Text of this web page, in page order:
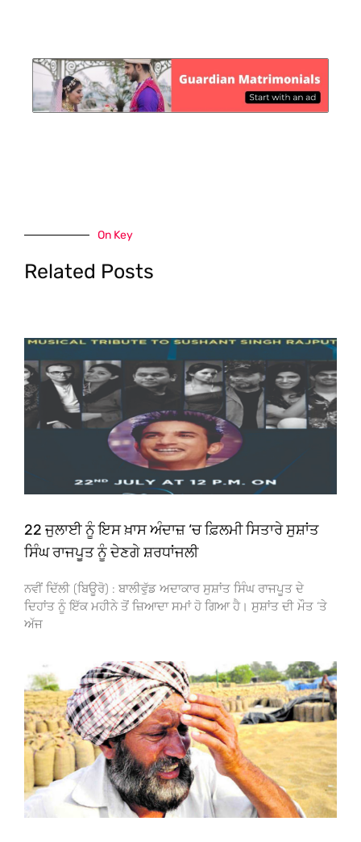
On Key
Related Posts
22 ਜੁਲਾਈ ਨੂੰ ਇਸ ਖ਼ਾਸ ਅੰਦਾਜ਼ ‘ਚ ਫ਼ਿਲਮੀ ਸਿਤਾਰੇ ਸੁਸ਼ਾਂਤ
ਸਿੰਘ ਰਾਜਪੂਤ ਨੂੰ ਦੇਣਗੇ ਸ਼ਰਧਾਂਜਲੀ
ਨਵੀਂ ਦਿੱਲੀ (ਬਿਊਰੋ) : ਬਾਲੀਵੁੱਡ ਅਦਾਕਾਰ ਸੁਸ਼ਾਂਤ ਸਿੰਘ ਰਾਜਪੂਤ ਦੇ
ਦਿਹਾਂਤ ਨੂੰ ਇੱਕ ਮਹੀਨੇ ਤੋਂ ਜ਼ਿਆਦਾ ਸਮਾਂ ਹੋ ਗਿਆ ਹੈ। ਸੁਸ਼ਾਂਤ ਦੀ ਮੌਤ ‘ਤੇ
ਅੱਜ